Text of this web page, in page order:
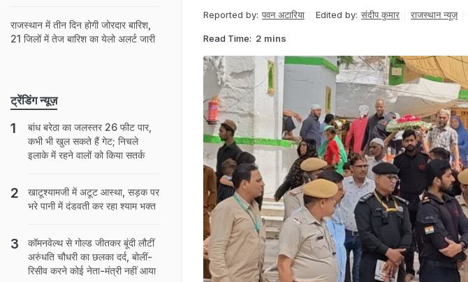
Reported by: पवन अटारिया Edited by: संदीप कुमार राजस्थान न्यूज़
Read Time: 2 mins
राजस्‍थान में तीन द‍िन होगी जोरदार बार‍िश,
21 जिलों में तेज बारिश का येलो अलर्ट जारी
ट्रेंडिंग न्यूज़
बांध बरेठा का जलस्तर 26 फीट पार,
कभी भी खुल सकते हैं गेट; न‍िचले
इलाके में रहने वालों को क‍िया सतर्क
खाटूश्‍यामजी में अटूट आस्था, सड़क पर
भरे पानी में दंडवती कर रहा श्‍याम भक्‍त
कॉमनवेल्थ से गोल्ड जीतकर बूंदी लौटीं
अरुंधति चौधरी का छलका दर्द, बोलीं-
र‍िसीव करने कोई नेता-मंत्री नहीं आया